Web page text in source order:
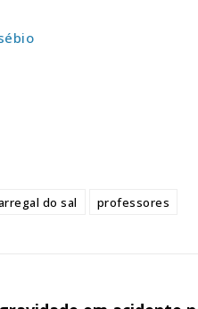
12
Acesso ao conteúdo
do sal professores